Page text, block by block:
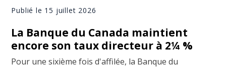
Publié le 15 juillet 2026
La Banque du Canada maintient
encore son taux directeur à 2¼ %
Pour une sixième fois d'affilée, la Banque du